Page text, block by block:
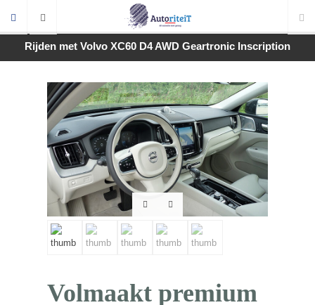
Rijden met Volvo XC60 D4 AWD Geartronic Inscription
Volmaakt premium